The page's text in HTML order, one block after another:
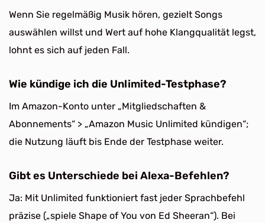
Wenn Sie regelmäßig Musik hören, gezielt Songs
auswählen willst und Wert auf hohe Klangqualität legst,
lohnt es sich auf jeden Fall.
Wie kündige ich die Unlimited-Testphase?
Im Amazon-Konto unter „Mitgliedschaften &
Abonnements“ > „Amazon Music Unlimited kündigen“;
die Nutzung läuft bis Ende der Testphase weiter.
Gibt es Unterschiede bei Alexa-Befehlen?
Ja: Mit Unlimited funktioniert fast jeder Sprachbefehl
präzise („spiele Shape of You von Ed Sheeran“). Bei